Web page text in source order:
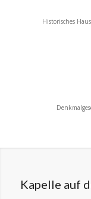
Historisches
Kapelle auf